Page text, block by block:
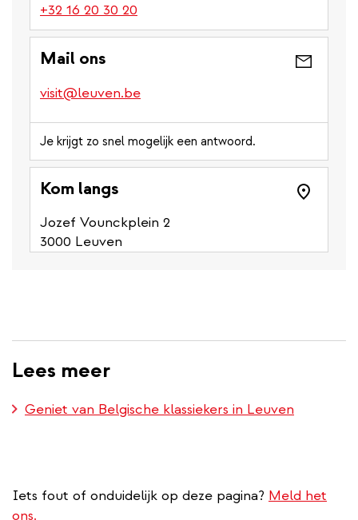
+32 16 20 30 20
is
number)
Mail ons
visit@leuven.be
Je krijgt zo snel mogelijk een antwoord.
Kom langs
Jozef Vounckplein 2
3000 Leuven
Lees meer
Geniet van Belgische klassiekers in Leuven
Iets fout of onduidelijk op deze pagina? Meld het
ons.